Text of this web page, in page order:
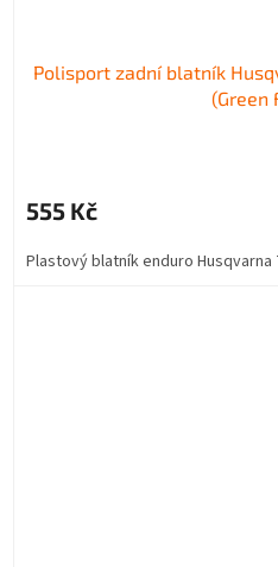
Polisport zadní blatník
(Green
555 Kč
Plastový blatník enduro Husqvarna